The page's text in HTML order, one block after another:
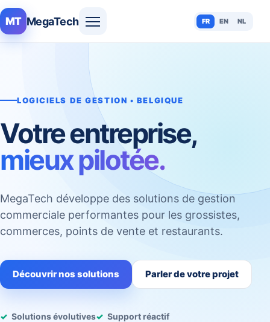
MT MegaTech FR EN NL
LOGICIELS DE GESTION • BELGIQUE
Votre entreprise,
mieux pilotée.
MegaTech développe des solutions de gestion
commerciale performantes pour les grossistes,
commerces, points de vente et restaurants.
Découvrir nos solutions Parler de votre projet
Solutions évolutives
Support réactif